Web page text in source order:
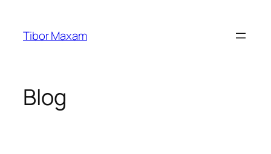
springen
Tibor Maxam
Blog